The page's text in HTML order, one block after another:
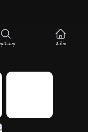
خانه